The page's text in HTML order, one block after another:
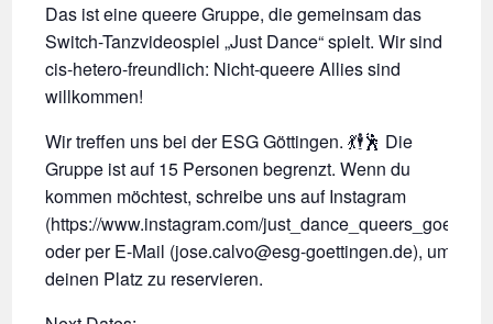
Das ist eine queere Gruppe, die gemeinsam das
Switch-Tanzvideospiel „Just Dance“ spielt. Wir sind
cis-hetero-freundlich: Nicht-queere Allies sind
willkommen!
Wir treffen uns bei der ESG Göttingen. 💃🕴🕺 Die
Gruppe ist auf 15 Personen begrenzt. Wenn du
kommen möchtest, schreibe uns auf Instagram
(https://www.instagram.com/just_dance_queers_goe/)
oder per E-Mail (jose.calvo@esg-goettingen.de), um
deinen Platz zu reservieren.